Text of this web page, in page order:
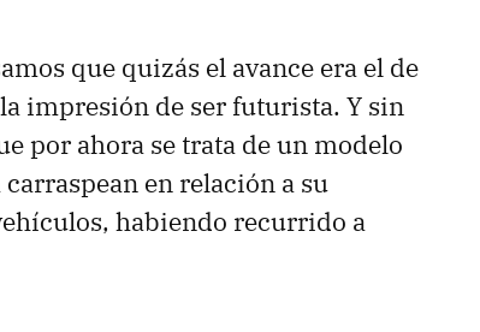
que quizás el avance era el de
impresión de ser futurista. Y sin
por ahora se trata de un modelo
en relación a su
habiendo recurrido a